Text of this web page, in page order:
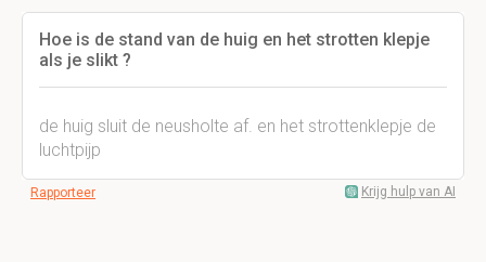
Hoe is de stand van de huig en het strotten klepje
als je slikt ?
de huig sluit de neusholte af. en het strottenklepje de
luchtpijp
Rapporteer Krijg hulp van AI